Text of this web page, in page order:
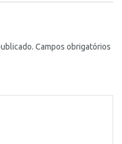
Campos obrigatórios